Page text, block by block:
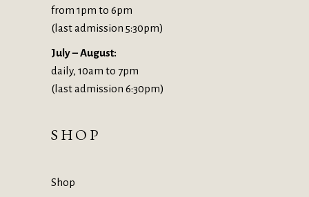
from 1pm to 6pm
(last admission 5:30pm)
July – August:
daily, 10am to 7pm
(last admission 6:30pm)
SHOP
Shop